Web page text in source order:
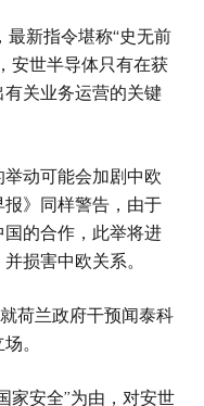
新指令堪称“史无前
安世半导体只有在获
关业务运营的关键
动可能会加剧中欧
》同样警告，由于
的合作，此举将进
损害中欧关系。
荷兰政府干预闻泰科
。
家安全”为由，对安世